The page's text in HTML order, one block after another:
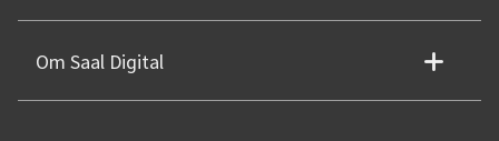
Om Saal Digital